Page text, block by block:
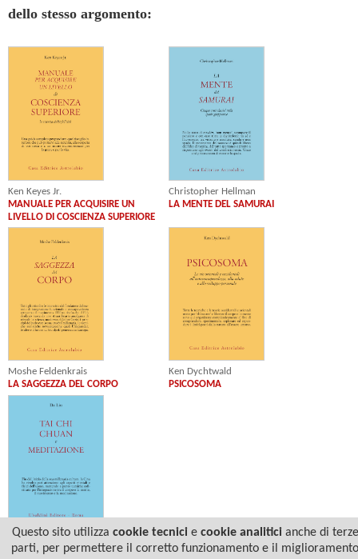
dello stesso argomento:
Ken Keyes Jr.
MANUALE PER ACQUISIRE UN
LIVELLO DI COSCIENZA SUPERIORE
Christopher Hellman
LA MENTE DEL SAMURAI
Moshe Feldenkrais
LA SAGGEZZA DEL CORPO
Ken Dychtwald
PSICOSOMA
Da Liu
TAI CHI CHUAN E MEDITAZIONE
Questo sito utilizza cookie tecnicie cookie analiticianche di terze
parti, per permettere il corretto funzionamento e il miglioramento